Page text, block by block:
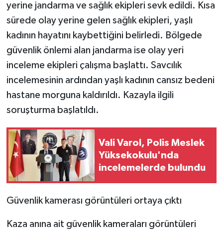
yerine jandarma ve sağlık ekipleri sevk edildi. Kısa
sürede olay yerine gelen sağlık ekipleri, yaşlı
kadının hayatını kaybettiğini belirledi. Bölgede
güvenlik önlemi alan jandarma ise olay yeri
inceleme ekipleri çalışma başlattı. Savcılık
incelemesinin ardından yaşlı kadının cansız bedeni
hastane morguna kaldırıldı. Kazayla ilgili
soruşturma başlatıldı.
Vali Varol, Polis Meslek
Yüksekokulu'nda
incelemelerde bulundu
Güvenlik kamerası görüntüleri ortaya çıktı
Kaza anına ait güvenlik kameraları görüntüleri